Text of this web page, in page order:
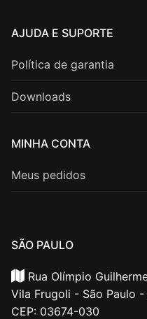
AJUDA E SUPORTE
Política de garantia
Downloads
MINHA CONTA
Meus pedidos
SÃO PAULO
Rua Olímpio
Vila Frugoli - São Paulo -
CEP: 03674-030